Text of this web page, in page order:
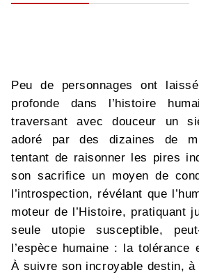
Peu de personnages ont
profonde dans l’histoire
traversant avec douceur un
adoré par des dizaines de
tentant de raisonner les pires
son sacrifice un moyen de
l’introspection, révélant que
moteur de l’Histoire, pratiquant
seule utopie susceptible,
l’espèce humaine : la tolérance
À suivre son incroyable destin, à